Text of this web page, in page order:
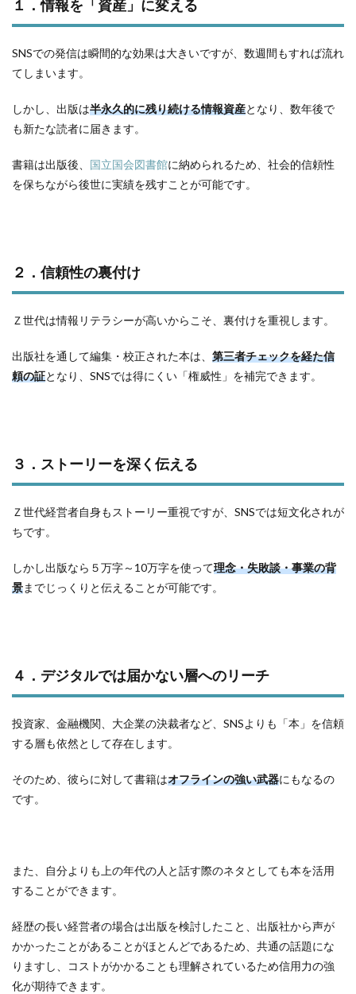
１．情報を「資産」に変える
SNSでの発信は瞬間的な効果は大きいですが、数週間もすれば流れ
てしまいます。
しかし、出版は半永久的に残り続ける情報資産となり、数年後で
も新たな読者に届きます。
書籍は出版後、 国立国会図書館に納められるため、社会的信頼性
を保ちながら後世に実績を残すことが可能です。
２．信頼性の裏付け
Ｚ世代は情報リテラシーが高いからこそ、裏付けを重視します。
出版社を通して編集・校正された本は、 第三者チェックを経た信
頼の証となり、SNSでは得にくい「権威性」を補完できます。
３．ストーリーを深く伝える
Ｚ世代経営者自身もストーリー重視ですが、SNSでは短文化されが
ちです。
しかし出版なら５万字～10万字を使って理念・失敗談・事業の背
景までじっくりと伝えることが可能です。
４．デジタルでは届かない層へのリーチ
投資家、金融機関、大企業の決裁者など、SNSよりも「本」を信頼
する層も依然として存在します。
そのため、彼らに対して書籍はオフラインの強い武器にもなるの
です。
また、自分よりも上の年代の人と話す際のネタとしても本を活用
することができます。
経歴の長い経営者の場合は出版を検討したこと、出版社から声が
かかったことがあることがほとんどであるため、共通の話題にな
りますし、コストがかかることも理解されているため信用力の強
化が期待できます。